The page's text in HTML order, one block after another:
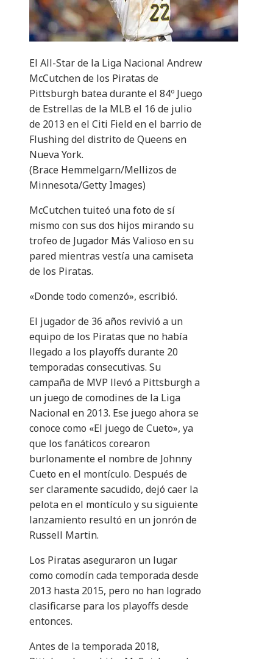
El All-Star de la Liga Nacional Andrew
McCutchen de los Piratas de
Pittsburgh batea durante el 84º Juego
de Estrellas de la MLB el 16 de julio
de 2013 en el Citi Field en el barrio de
Flushing del distrito de Queens en
Nueva York.
(Brace Hemmelgarn/Mellizos de
Minnesota/Getty Images)
McCutchen tuiteó una foto de sí
mismo con sus dos hijos mirando su
trofeo de Jugador Más Valioso en su
pared mientras vestía una camiseta
de los Piratas.
«Donde todo comenzó», escribió.
El jugador de 36 años revivió a un
equipo de los Piratas que no había
llegado a los playoffs durante 20
temporadas consecutivas. Su
campaña de MVP llevó a Pittsburgh a
un juego de comodines de la Liga
Nacional en 2013. Ese juego ahora se
conoce como «El juego de Cueto», ya
que los fanáticos corearon
burlonamente el nombre de Johnny
Cueto en el montículo. Después de
ser claramente sacudido, dejó caer la
pelota en el montículo y su siguiente
lanzamiento resultó en un jonrón de
Russell Martin.
Los Piratas aseguraron un lugar
como comodín cada temporada desde
2013 hasta 2015, pero no han logrado
clasificarse para los playoffs desde
entonces.
Antes de la temporada 2018,